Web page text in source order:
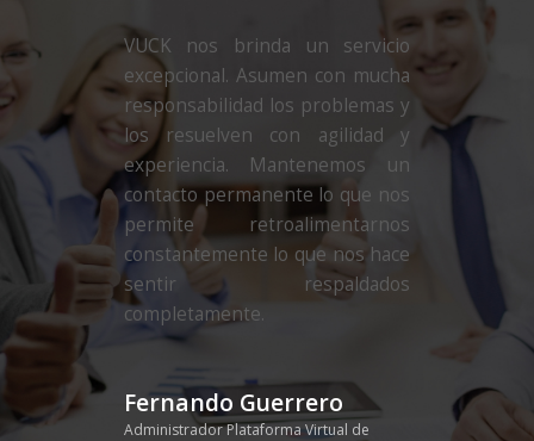
VUCK nos brinda un servicio
excepcional. Asumen con mucha
responsabilidad los problemas y
los resuelven con agilidad y
experiencia. Mantenemos un
contacto permanente lo que nos
permite retroalimentarnos
constantemente lo que nos hace
sentir respaldados
completamente.
Fernando Guerrero
Administrador Plataforma Virtual de